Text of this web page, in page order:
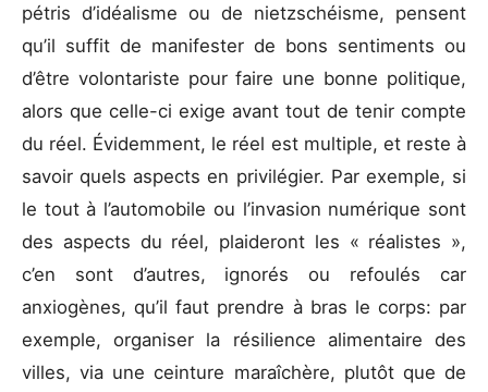
pétris d’idéalisme ou de nietzschéisme, pensent
qu’il suffit de manifester de bons sentiments ou
d’être volontariste pour faire une bonne politique,
alors que celle-ci exige avant tout de tenir compte
du réel. Évidemment, le réel est multiple, et reste à
savoir quels aspects en privilégier. Par exemple, si
le tout à l’automobile ou l’invasion numérique sont
des aspects du réel, plaideront les « réalistes »,
c’en sont d’autres, ignorés ou refoulés car
anxiogènes, qu’il faut prendre à bras le corps: par
exemple, organiser la résilience alimentaire des
villes, via une ceinture maraîchère, plutôt que de